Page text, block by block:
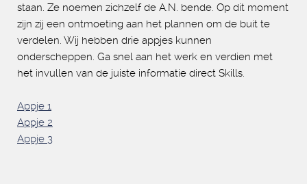
staan. Ze noemen zichzelf de A.N. bende. Op dit moment
zijn zij een ontmoeting aan het plannen om de buit te
verdelen. Wij hebben drie appjes kunnen
onderscheppen. Ga snel aan het werk en verdien met
het invullen van de juiste informatie direct Skills.
Appje 1
Appje 2
Appje 3